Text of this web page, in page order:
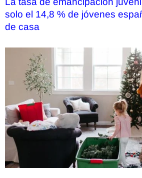
solo el 14,8 % de jóvenes
de casa